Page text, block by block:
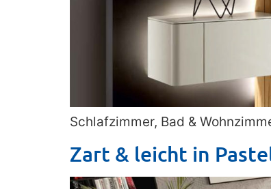
Schlafzimmer, Bad &
Zart & leicht in